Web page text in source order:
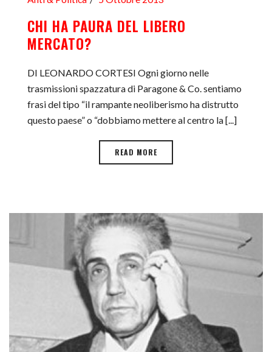
CHI HA PAURA DEL LIBERO
MERCATO?
DI LEONARDO CORTESI Ogni giorno nelle
trasmissioni spazzatura di Paragone & Co. sentiamo
frasi del tipo “il rampante neoliberismo ha distrutto
questo paese” o “dobbiamo mettere al centro la [...]
READ MORE